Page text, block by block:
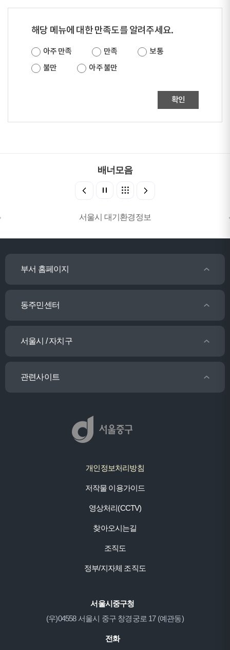
해당 메뉴에 대한 만족도를 알려주세요.
아주 만족 만족
보통
불만
아주 불만
확인
배너모음
서울시 대기환경정보
부서 홈페이지
동주민센터
서울시 / 자치구
관련사이트
개인정보처리방침
저작물 이용가이드
영상처리(CCTV)
찾아오시는길
조직도
정부/지자체 조직도
서울시중구청
(우)04558 서울시 중구 창경궁로 17 (예관동)
전화